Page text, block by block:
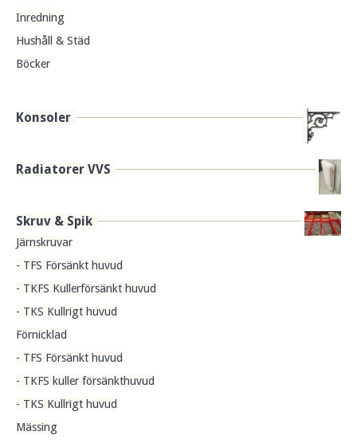
Inredning
Hushåll & Städ
Böcker
Konsoler
Radiatorer VVS
Skruv & Spik
Järnskruvar
- TFS Försänkt huvud
- TKFS Kullerförsänkt huvud
- TKS Kullrigt huvud
Förnicklad
- TFS Försänkt huvud
- TKFS kuller försänkthuvud
- TKS Kullrigt huvud
Mässing